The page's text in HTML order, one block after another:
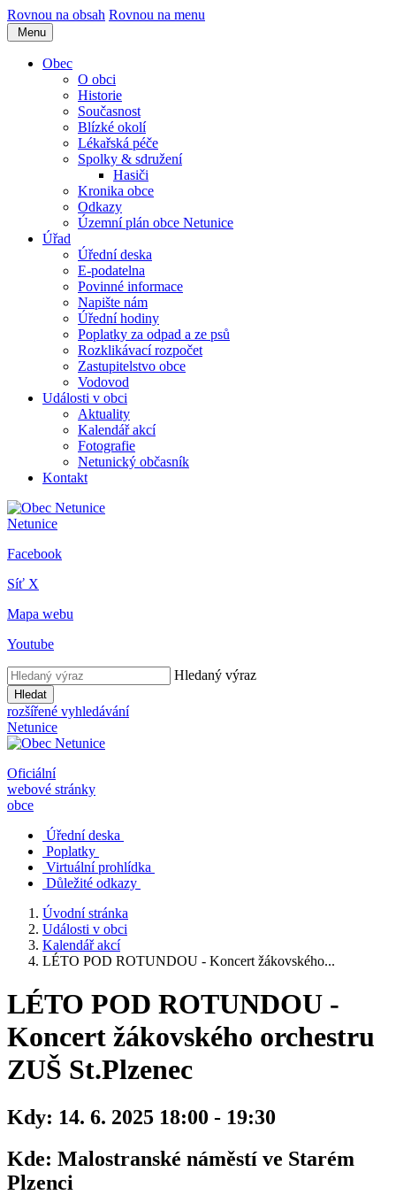
Rovnou na obsah Rovnou na menu
Menu
Obec
O obci
Historie
Současnost
Blízké okolí
Lékařská péče
Spolky & sdružení
Hasiči
Kronika obce
Odkazy
Územní plán obce Netunice
Úřad
Úřední deska
E-podatelna
Povinné informace
Napište nám
Úřední hodiny
Poplatky za odpad a ze psů
Rozklikávací rozpočet
Zastupitelstvo obce
Vodovod
Události v obci
Aktuality
Kalendář akcí
Fotografie
Netunický občasník
Kontakt
Netunice
Facebook
Síť X
Mapa webu
Youtube
Hledaný výraz
Hledat
rozšířené vyhledávání
Netunice
Oficiální
webové stránky
obce
Úřední deska
Poplatky
Virtuální prohlídka
Důležité odkazy
Úvodní stránka
Události v obci
Kalendář akcí
LÉTO POD ROTUNDOU - Koncert žákovského...
LÉTO POD ROTUNDOU -
Koncert žákovského orchestru
ZUŠ St.Plzenec
Kdy: 14. 6. 2025 18:00 - 19:30
Kde: Malostranské náměstí ve Starém
Plzenci